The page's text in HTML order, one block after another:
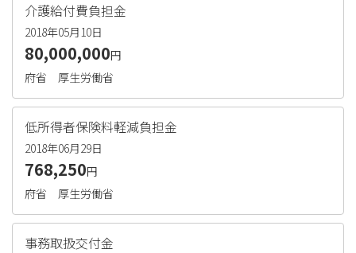
介護給付費負担金
2018年05月10日
80,000,000円
府省
厚生労働省
低所得者保険料軽減負担金
2018年06月29日
768,250円
府省
厚生労働省
事務取扱交付金